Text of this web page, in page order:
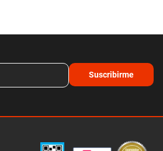
Suscribirme